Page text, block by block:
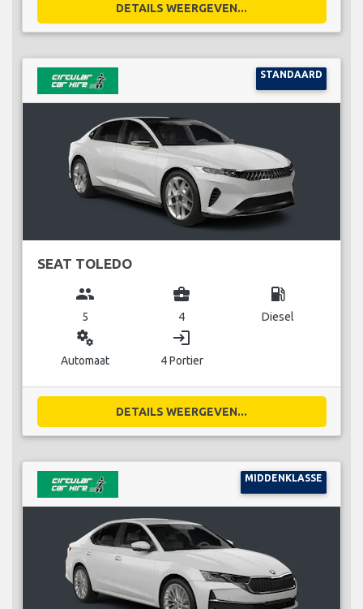
DETAILS WEERGEVEN...
STANDAARD
SEAT TOLEDO
group
5
business_center
4
local_gas_station
Diesel
miscellaneous_services
Automaat
login
4 Portier
DETAILS WEERGEVEN...
MIDDENKLASSE